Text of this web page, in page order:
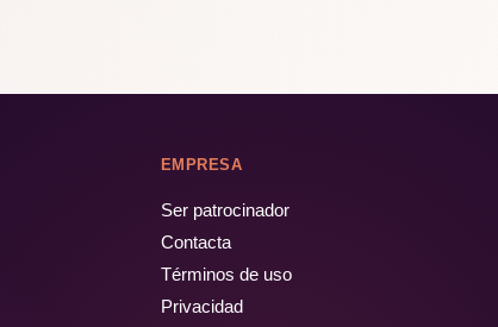
EMPRESA
Ser patrocinador
Contacta
Términos de uso
Privacidad